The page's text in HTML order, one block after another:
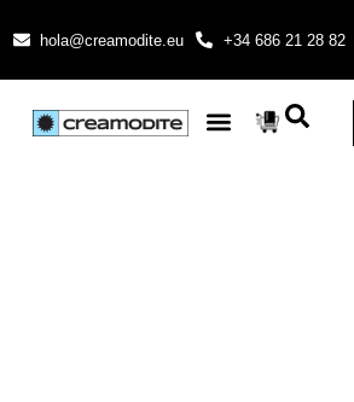
hola@creamodite.eu +34 686 21 28 82